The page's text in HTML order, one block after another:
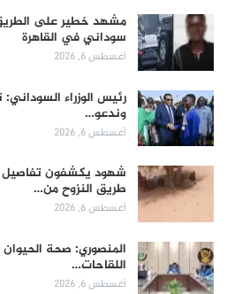
مشهد خطير على
سوداني في القاهرة
أغسطس 6, 2026
رئيس الوزراء السوداني:
وندعو…
أغسطس 6, 2026
طريق النزوح من…
أغسطس 6, 2026
المنصوري: صحة الحيوان
اللقاحات…
أغسطس 6, 2026